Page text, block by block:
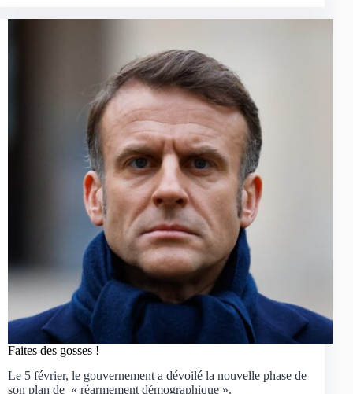
Faites des gosses !
Le 5 février, le gouvernement a dévoilé la nouvelle phase de
son plan de « réarmement démographique ».